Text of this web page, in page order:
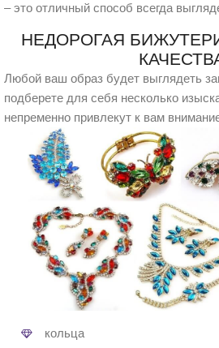
– это отличный способ всегда
НЕДОРОГАЯ
Любой ваш образ будет выглядеть
подберете для себя несколько
непременно привлекут к вам
кольца